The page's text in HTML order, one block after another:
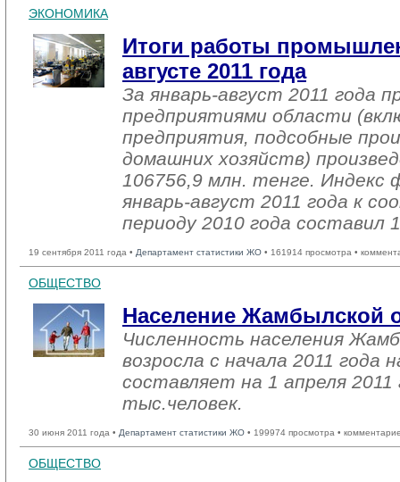
ЭКОНОМИКА
Итоги работы
августе 2011 года
За январь-август 2011 года
предприятиями области
предприятия, подсобные
домашних хозяйств)
106756,9 млн. тенге. Индекс
январь-август 2011 года к
периоду 2010 года составил
19 сентября 2011 года • Департамент статистики ЖО • 161914 просмотра •
ОБЩЕСТВО
Население Жамбылской
Численность населения
возросла с начала 2011 года
составляет на 1 апреля 2011
тыс.человек.
30 июня 2011 года • Департамент статистики ЖО • 199974 просмотра •
ОБЩЕСТВО